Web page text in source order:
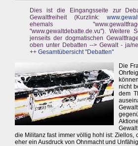
Dies ist die Eingangsseite zur
Gewaltfreiheit (Kurzlink:
ehemals
"www.gewaltdebatte.de.vu"). Weitere
jenseits der dogmatischen
oben unter Debatten --> Gewalt - ja/
++ Gesamtübersicht "Debatten"
Die
nicht
dem
die Militanz fast immer völlig hohl ist: Ziellos,
eher ein Ausdruck von Ohnmacht und